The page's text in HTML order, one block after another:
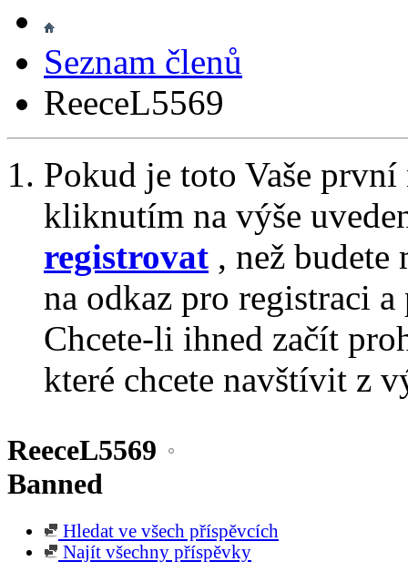
Seznam členů
ReeceL5569
Pokud je toto Vaše
kliknutím na výše
registrovat , než
na odkaz pro registraci
Chcete-li ihned začít
které chcete navštívit z
ReeceL5569
Banned
Hledat ve všech příspěvcích
Najít všechny příspěvky